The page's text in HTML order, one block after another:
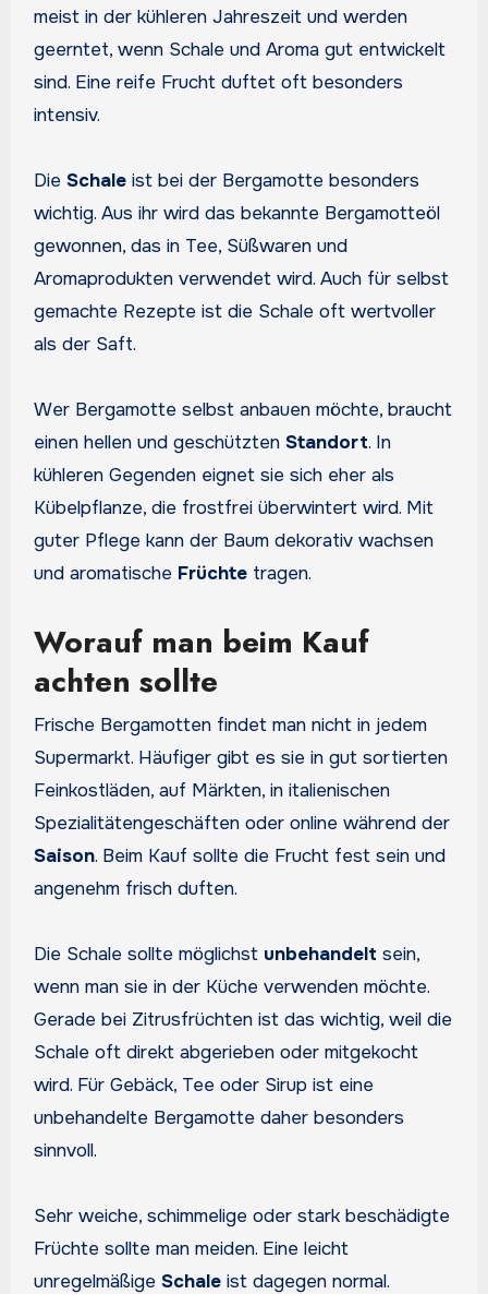
meist in der kühleren Jahreszeit und werden
geerntet, wenn Schale und Aroma gut entwickelt
sind. Eine reife Frucht duftet oft besonders
intensiv.
Die Schaleist bei der Bergamotte besonders
wichtig. Aus ihr wird das bekannte Bergamotteöl
gewonnen, das in Tee, Süßwaren und
Aromaprodukten verwendet wird. Auch für selbst
gemachte Rezepte ist die Schale oft wertvoller
als der Saft.
Wer Bergamotte selbst anbauen möchte, braucht
einen hellen und geschützten Standort. In
kühleren Gegenden eignet sie sich eher als
Kübelpflanze, die frostfrei überwintert wird. Mit
guter Pflege kann der Baum dekorativ wachsen
und aromatische Früchtetragen.
Worauf man beim Kauf
achten sollte
Frische Bergamotten findet man nicht in jedem
Supermarkt. Häufiger gibt es sie in gut sortierten
Feinkostläden, auf Märkten, in italienischen
Spezialitätengeschäften oder online während der
Saison. Beim Kauf sollte die Frucht fest sein und
angenehm frisch duften.
Die Schale sollte möglichst unbehandelt sein,
wenn man sie in der Küche verwenden möchte.
Gerade bei Zitrusfrüchten ist das wichtig, weil die
Schale oft direkt abgerieben oder mitgekocht
wird. Für Gebäck, Tee oder Sirup ist eine
unbehandelte Bergamotte daher besonders
sinnvoll.
Sehr weiche, schimmelige oder stark beschädigte
Früchte sollte man meiden. Eine leicht
unregelmäßige Schaleist dagegen normal.